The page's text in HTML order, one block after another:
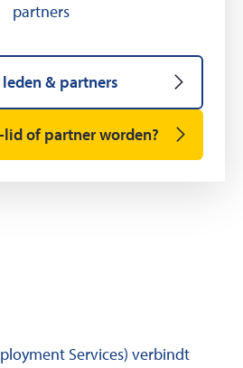
partners
& partners
lid of partner worden?
Services) verbindt